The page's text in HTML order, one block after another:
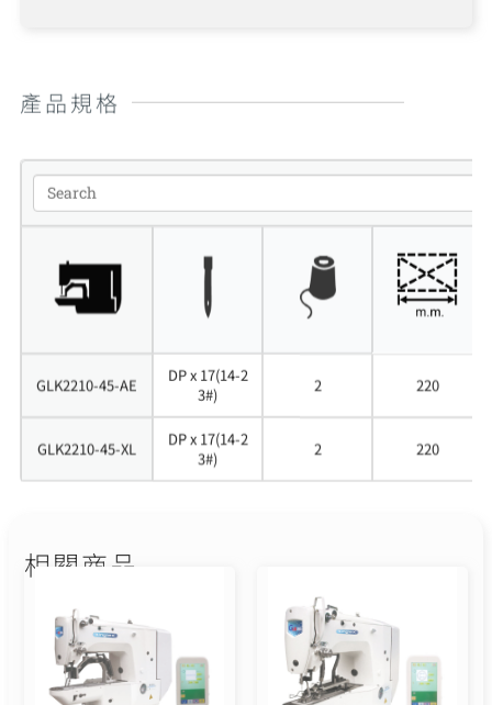
產品規格
GLK2210-45-AE
DP x 17(14-2
3#)
2 220
GLK2210-45-XL
DP x 17(14-2
3#)
2 220
相關商品